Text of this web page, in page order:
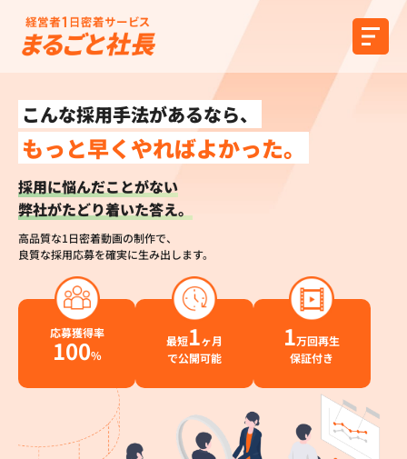
こんな採用手法があるなら、
もっと早くやればよかった。
採用に悩んだことがない
弊社がたどり着いた答え。
高品質な1日密着動画の制作で、
良質な採用応募を確実に生み出します。
応募獲得率
100%
最短1ヶ月
で公開可能
1万回再生
保証付き